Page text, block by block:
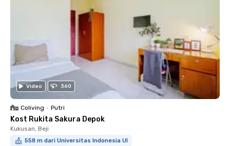
Video 360
Coliving • Putri
Kost Rukita Sakura Depok
Kukusan, Beji
558 m dari Universitas Indonesia UI